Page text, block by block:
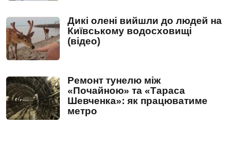
Дикі олені вийшли до людей на
Київському водосховищі
(відео)
Ремонт тунелю між
«Почайною» та «Тараса
Шевченка»: як працюватиме
метро